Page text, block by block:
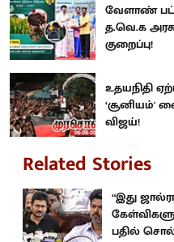
வேளாண்
த.வெ.க
குறைப்பு!
உதயநிதி
‘சூனியம்'
விஜய்!
Related Stories
“இது
பதில்